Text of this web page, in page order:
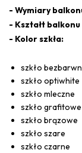
- Wymiary
- Kształt balkonu
- Kolor szkła:
szkło
szkło optiwhite
szkło mleczne
szkło grafitowe
szkło brązowe
szkło szare
szkło czarne